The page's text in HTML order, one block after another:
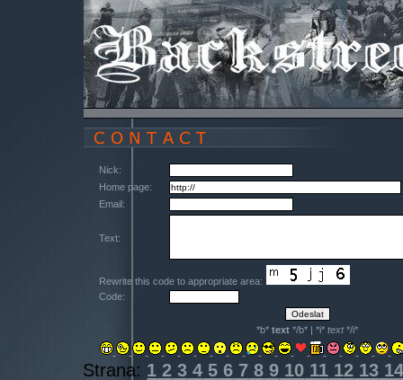
Nick:
Home page:
Email:
Text:
Rewrite this code to appropriate area:
Code:
*b*text */b* | *i*text*/i*
Strana: 1 2 3 4 5 6 7 8 9 10 11 12 13